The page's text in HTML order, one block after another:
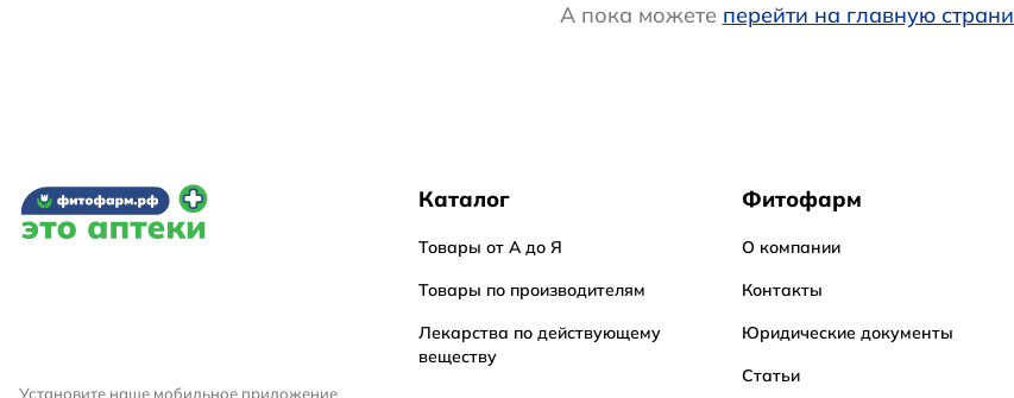
А пока можете перейти на главную
Установите наше мобильное приложение
Каталог
Товары от А до Я
Товары по производителям
Лекарства по действующему
веществу
Фитофарм
О компании
Контакты
Юридические документы
Статьи